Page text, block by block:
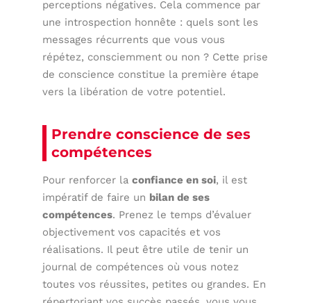
perceptions négatives. Cela commence par
une introspection honnête : quels sont les
messages récurrents que vous vous
répétez, consciemment ou non ? Cette prise
de conscience constitue la première étape
vers la libération de votre potentiel.
Prendre conscience de ses
compétences
Pour renforcer laconfiance en soi, il est
impératif de faire un bilan de ses
compétences. Prenez le temps d’évaluer
objectivement vos capacités et vos
réalisations. Il peut être utile de tenir un
journal de compétences où vous notez
toutes vos réussites, petites ou grandes. En